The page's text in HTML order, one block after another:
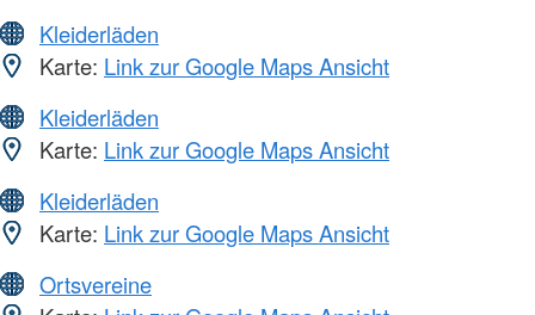
Kleiderläden
Karte: Link zur Google Maps Ansicht
Kleiderläden
Karte: Link zur Google Maps Ansicht
Kleiderläden
Karte: Link zur Google Maps Ansicht
Ortsvereine